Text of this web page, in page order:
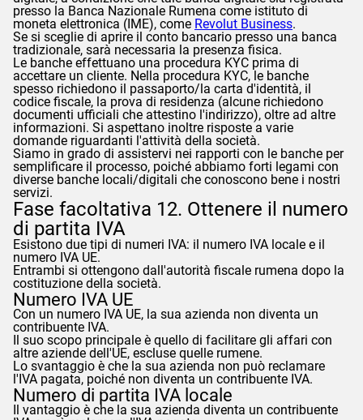
presso la Banca Nazionale Rumena come istituto di
moneta elettronica (IME), come Revolut Business.
Se si sceglie di aprire il conto bancario presso una banca
tradizionale, sarà necessaria la presenza fisica.
Le banche effettuano una procedura KYC prima di
accettare un cliente. Nella procedura KYC, le banche
spesso richiedono il passaporto/la carta d'identità, il
codice fiscale, la prova di residenza (alcune richiedono
documenti ufficiali che attestino l'indirizzo), oltre ad altre
informazioni. Si aspettano inoltre risposte a varie
domande riguardanti l'attività della società.
Siamo in grado di assistervi nei rapporti con le banche per
semplificare il processo, poiché abbiamo forti legami con
diverse banche locali/digitali che conoscono bene i nostri
servizi.
Fase facoltativa 12. Ottenere il numero
di partita IVA
Esistono due tipi di numeri IVA: il numero IVA locale e il
numero IVA UE.
Entrambi si ottengono dall'autorità fiscale rumena dopo la
costituzione della società.
Numero IVA UE
Con un numero IVA UE, la sua azienda non diventa un
contribuente IVA.
Il suo scopo principale è quello di facilitare gli affari con
altre aziende dell'UE, escluse quelle rumene.
Lo svantaggio è che la sua azienda non può reclamare
l'IVA pagata, poiché non diventa un contribuente IVA.
Numero di partita IVA locale
Il vantaggio è che la sua azienda diventa un contribuente